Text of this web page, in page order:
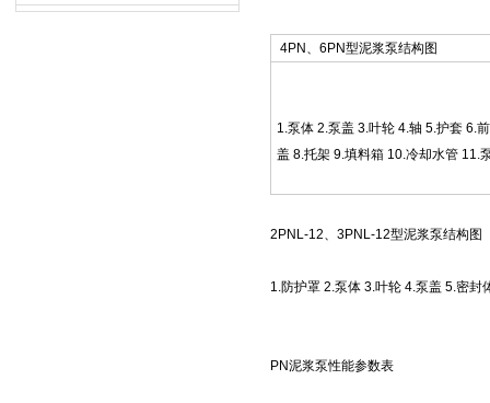
4PN、6PN型泥浆泵结构图
1.泵体 2.泵盖 3.叶轮 4.轴 5.护套 6.
盖 8.托架 9.填料箱 10.冷却水管 11.
2PNL-12、3PNL-12型泥浆泵结构图
1.防护罩 2.泵体 3.叶轮 4.泵盖 5.密
PN泥浆泵性能参数表